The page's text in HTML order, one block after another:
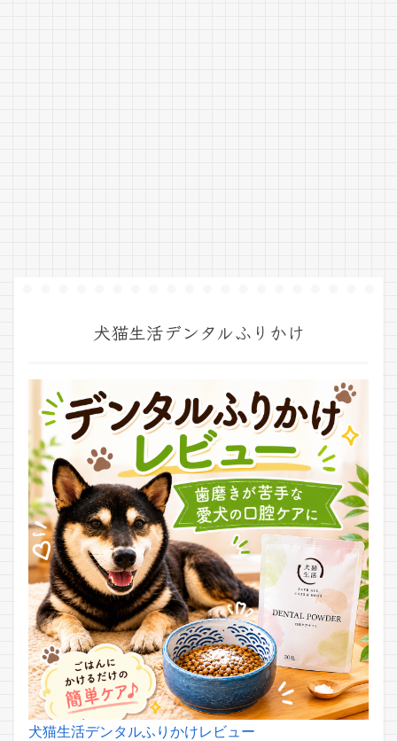
犬猫生活デンタルふりかけ
犬猫生活デンタルふりかけレビュー